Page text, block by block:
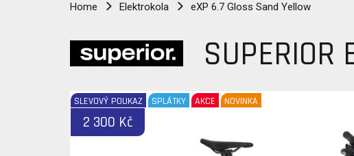
Home Elektrokola eXP 6.7 Gloss Sand Yellow
SUPERIOR
SLEVOVÝ POUKAZ SPLÁTKY AKCE NOVINKA
2 300 Kč